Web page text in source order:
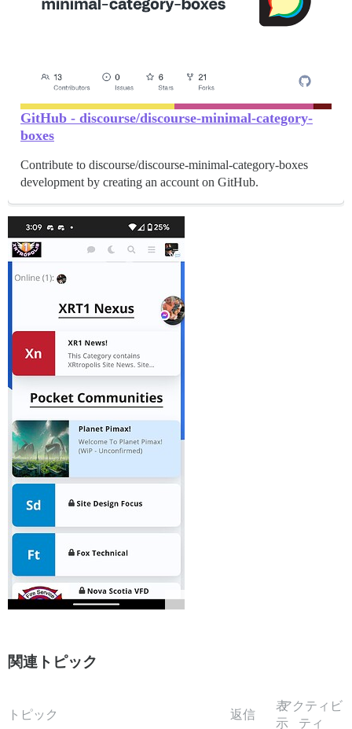
GitHub - discourse/discourse-minimal-category-
boxes
Contribute to discourse/discourse-minimal-category-boxes
development by creating an account on GitHub.
関連トピック
トピック 返信
表
示
アクティビ
ティ